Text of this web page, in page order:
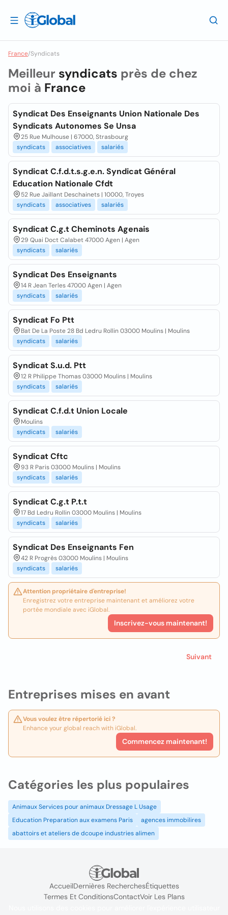
France/Syndicats
Entreprises mises en avant
Vous voulez être répertorié ici ?
Enhance your global reach with iGlobal.
Commencez maintenant!
Meilleur syndicats près de chez
moi à France
Syndicat Des Enseignants Union Nationale Des
Syndicats Autonomes Se Unsa
25 Rue Mulhouse | 67000, Strasbourg
syndicats
associatives salariés
Syndicat C.f.d.t.s.g.e.n. Syndicat Général
Education Nationale Cfdt
52 Rue Jaillant Deschainets | 10000, Troyes
syndicats
associatives salariés
Syndicat C.g.t Cheminots Agenais
29 Quai Doct Calabet 47000 Agen | Agen
syndicats
salariés
Syndicat Des Enseignants
14 R Jean Terles 47000 Agen | Agen
syndicats
salariés
Syndicat Fo Ptt
Bat De La Poste 28 Bd Ledru Rollin 03000 Moulins | Moulins
syndicats
salariés
Syndicat S.u.d. Ptt
12 R Philippe Thomas 03000 Moulins | Moulins
syndicats
salariés
Syndicat C.f.d.t Union Locale
Moulins
syndicats
salariés
Syndicat Cftc
93 R Paris 03000 Moulins | Moulins
syndicats
salariés
Syndicat C.g.t P.t.t
17 Bd Ledru Rollin 03000 Moulins | Moulins
syndicats
salariés
Syndicat Des Enseignants Fen
42 R Progrès 03000 Moulins | Moulins
syndicats
salariés
Attention propriétaire d'entreprise!
Enregistrez votre entreprise maintenant et améliorez votre
portée mondiale avec iGlobal.
Inscrivez-vous maintenant!
Suivant
Catégories les plus populaires
Animaux Services pour animaux Dressage L Usage
Education Preparation aux examens Paris
agences immobilires
abattoirs et ateliers de dcoupe industries alimen
AccueilDernières RecherchesÉtiquettes
Termes Et ConditionsContactVoir Les Plans